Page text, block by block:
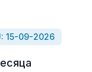
15-09-2026